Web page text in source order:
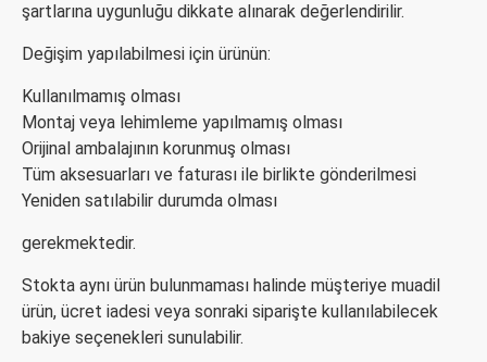
şartlarına uygunluğu dikkate alınarak değerlendirilir.
Değişim yapılabilmesi için ürünün:
Kullanılmamış olması
Montaj veya lehimleme yapılmamış olması
Orijinal ambalajının korunmuş olması
Tüm aksesuarları ve faturası ile birlikte gönderilmesi
Yeniden satılabilir durumda olması
gerekmektedir.
Stokta aynı ürün bulunmaması halinde müşteriye muadil
ürün, ücret iadesi veya sonraki siparişte kullanılabilecek
bakiye seçenekleri sunulabilir.